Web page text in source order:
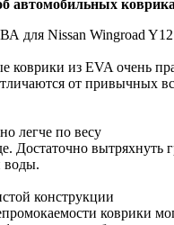
автомобильных
для Nissan Wingroad
коврики из EVA очень
от привычных
легче по весу
Достаточно вытряхнуть
воды.
конструкции
коврики